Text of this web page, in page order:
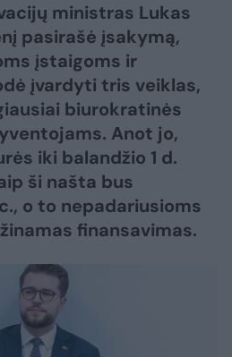
ministras Lukas
pasirašė įsakymą,
įstaigoms ir
įvardyti tris veiklas,
biurokratinės
Anot jo,
iki balandžio 1 d.
ši našta bus
o to nepadariusioms
finansavimas.